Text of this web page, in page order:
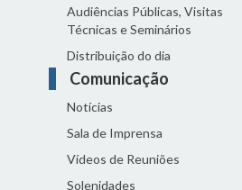
Audiências Públicas, Visitas
Técnicas e Seminários
Distribuição do dia
Comunicação
Notícias
Sala de Imprensa
Vídeos de Reuniões
Solenidades